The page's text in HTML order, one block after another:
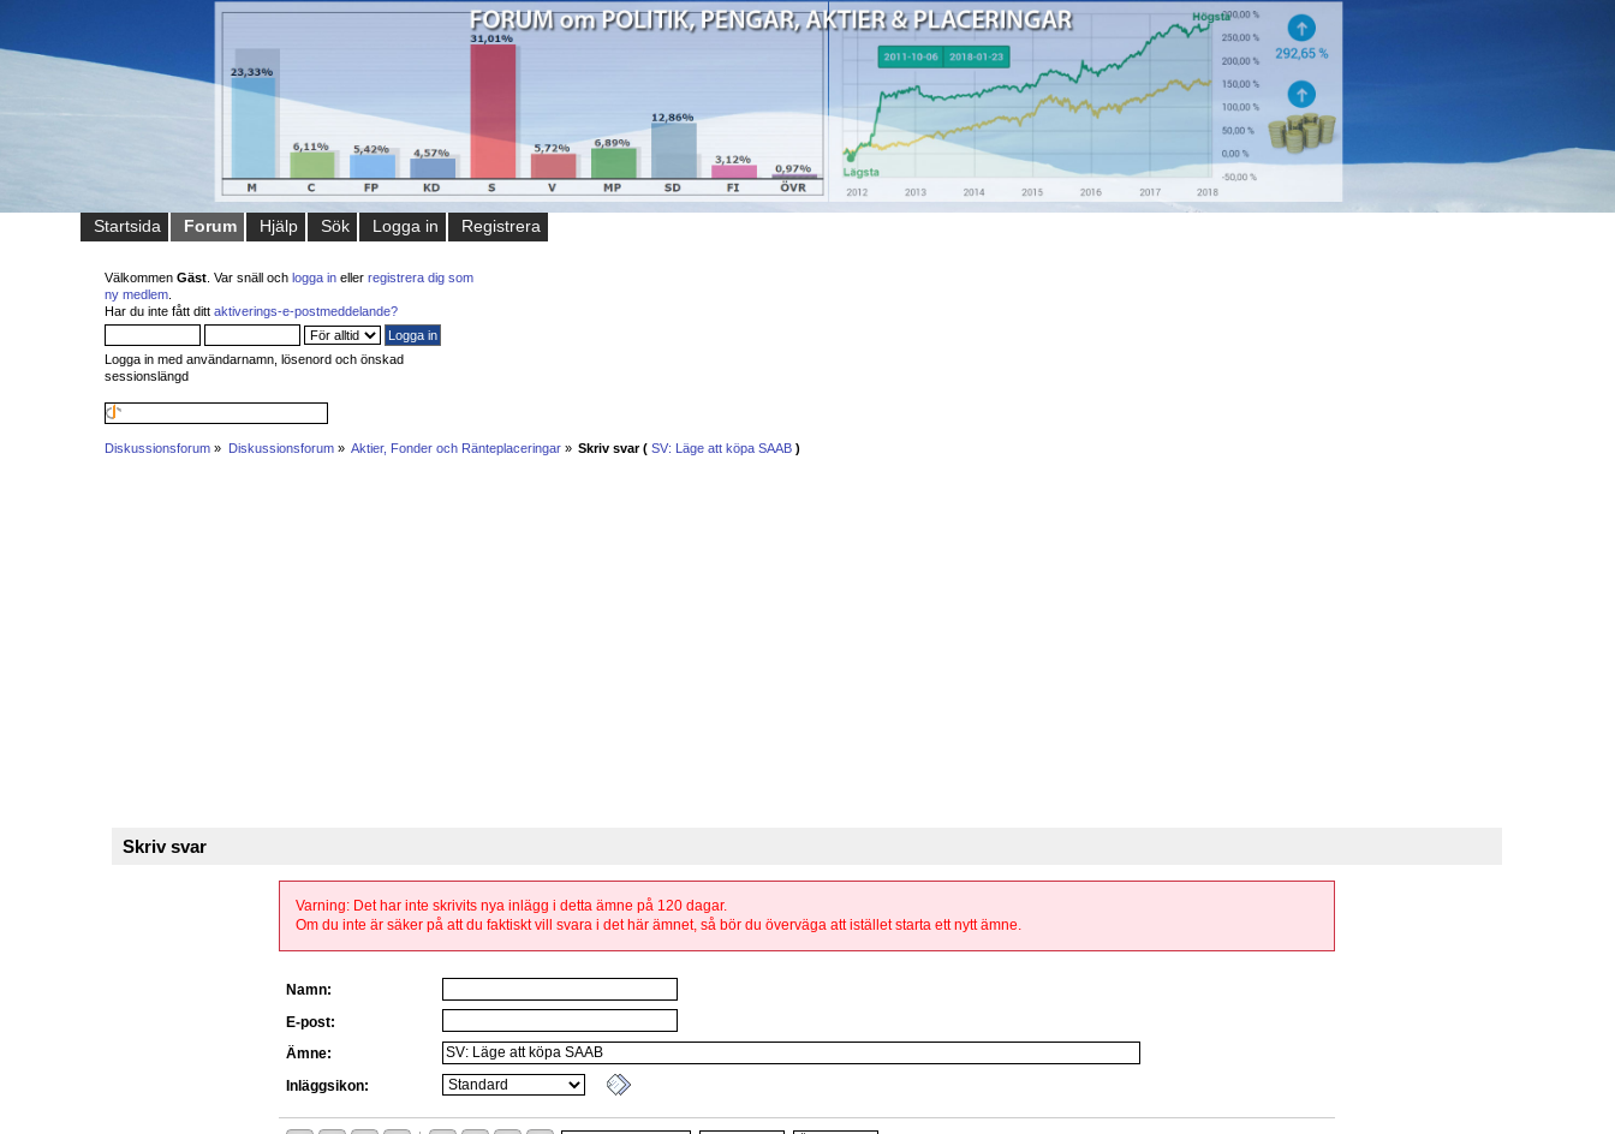
Startsida Forum Hjälp Sök Logga in Registrera
VälkommenGäst . Var snäll ochlogga in ellerregistrera dig som
ny medlem
Har du inte fått dittaktiverings-e-postmeddelande?
Logga in med användarnamn, lösenord och önskad
sessionslängd
Diskussionsforum » Diskussionsforum» Aktier, Fonder och Ränteplaceringar» Skriv svar (SV: Läge att köpa SAAB )
Skriv svar
Varning: Det har inte skrivits nya inlägg i detta ämne på 120 dagar.
Om du inte är säker på att du faktiskt vill svara i det här ämnet, så bör du överväga att istället starta ett nytt ämne.
Namn:
E-post:
Ämne:
Inläggsikon: